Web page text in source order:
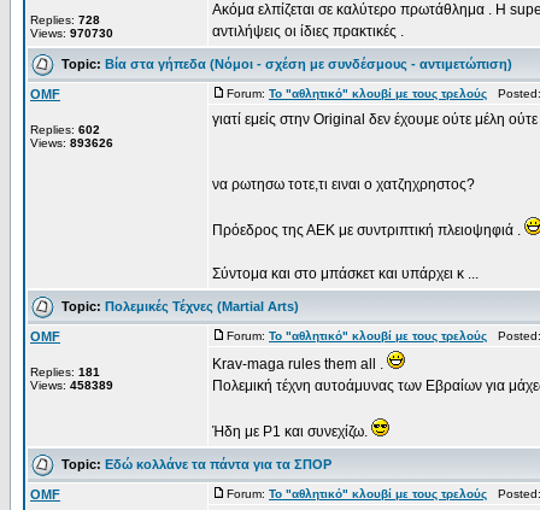
Replies: 728
Views: 970730
Ακόμα ελπίζεται σε καλύτερο πρωτάθλημα . Η
αντιλήψεις οι ίδιες πρακτικές .
Topic: Βία στα γήπεδα (Νόμοι - σχέση με συνδέσμους - αντιμετώπιση)
OMF
Replies: 602
Views: 893626
Forum: Το "αθλητικό" κλουβί με τους τρελούς
γιατί εμείς στην Original δεν έχουμε ούτε μέλη
να ρωτησω τοτε,τι ειναι ο χατζηχρηστος?
Πρόεδρος της ΑΕΚ με συντριπτική πλειοψηφιά .
Σύντομα και στο μπάσκετ και υπάρχει κ ...
Topic: Πολεμικές Τέχνες (Martial Αrts)
OMF
Replies: 181
Views: 458389
Forum: Το "αθλητικό" κλουβί με τους τρελούς
Krav-maga rules them all .
Πολεμική τέχνη αυτοάμυνας των Εβραίων για
Ήδη με P1 και συνεχίζω.
Topic: Εδώ κολλάνε τα πάντα για τα ΣΠΟΡ
OMF Forum: Το "αθλητικό" κλουβί με τους τρελούς